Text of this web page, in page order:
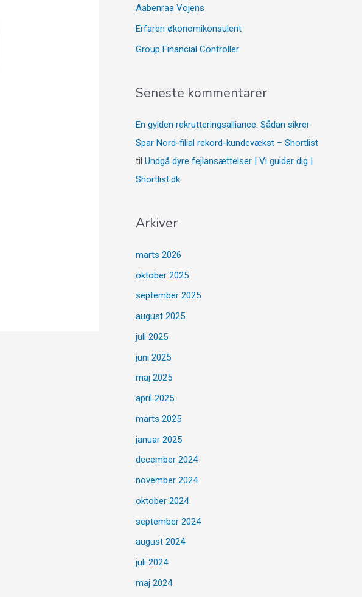
Aabenraa Vojens
Erfaren økonomikonsulent
Group Financial Controller
Seneste kommentarer
En gylden rekrutteringsalliance: Sådan sikrer
Spar Nord-filial rekord-kundevækst – Shortlist
til Undgå dyre fejlansættelser | Vi guider dig |
Shortlist.dk
Arkiver
marts 2026
oktober 2025
september 2025
august 2025
juli 2025
juni 2025
maj 2025
april 2025
marts 2025
januar 2025
december 2024
november 2024
oktober 2024
september 2024
august 2024
juli 2024
maj 2024